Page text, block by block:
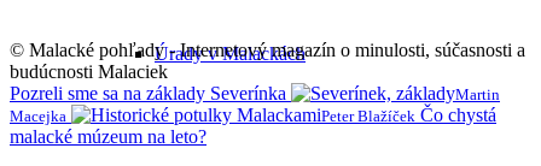
Úrady v Malackách
© Malacké pohľady - Internetový magazín o minulosti, súčasnosti a
budúcnosti Malaciek
Pozreli sme sa na základy Severínka
Martin
Macejka
Peter Blažíček Čo chystá
malacké múzeum na leto?